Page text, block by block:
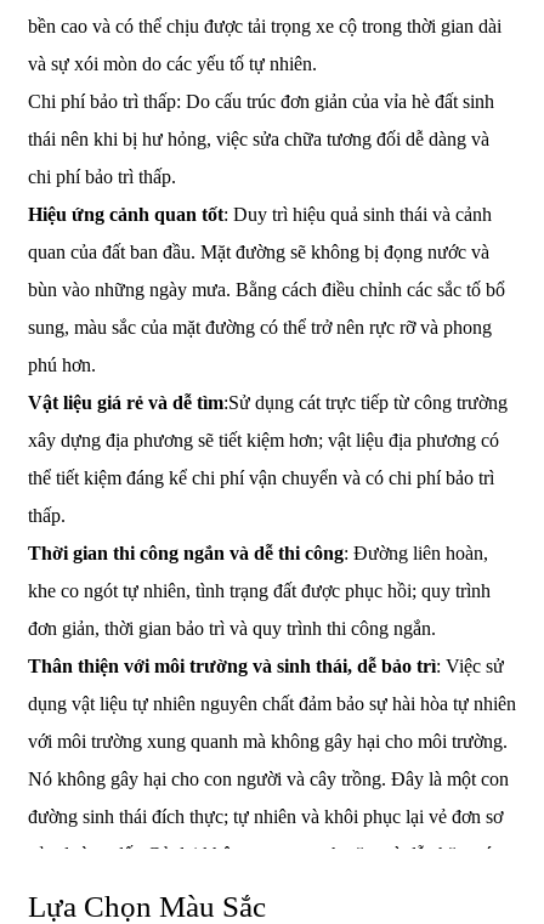
bền cao và có thể chịu được tải trọng xe cộ trong thời gian dài
và sự xói mòn do các yếu tố tự nhiên.
Chi phí bảo trì thấp: Do cấu trúc đơn giản của vỉa hè đất sinh
thái nên khi bị hư hỏng, việc sửa chữa tương đối dễ dàng và
chi phí bảo trì thấp.
Hiệu ứng cảnh quan tốt: Duy trì hiệu quả sinh thái và cảnh
quan của đất ban đầu. Mặt đường sẽ không bị đọng nước và
bùn vào những ngày mưa. Bằng cách điều chỉnh các sắc tố bổ
sung, màu sắc của mặt đường có thể trở nên rực rỡ và phong
phú hơn.
Vật liệu giá rẻ và dễ tìm:Sử dụng cát trực tiếp từ công trường
xây dựng địa phương sẽ tiết kiệm hơn; vật liệu địa phương có
thể tiết kiệm đáng kể chi phí vận chuyển và có chi phí bảo trì
thấp.
Thời gian thi công ngắn và dễ thi công: Đường liên hoàn,
khe co ngót tự nhiên, tình trạng đất được phục hồi; quy trình
đơn giản, thời gian bảo trì và quy trình thi công ngắn.
Thân thiện với môi trường và sinh thái, dễ bảo trì: Việc sử
dụng vật liệu tự nhiên nguyên chất đảm bảo sự hài hòa tự nhiên
với môi trường xung quanh mà không gây hại cho môi trường.
Nó không gây hại cho con người và cây trồng. Đây là một con
đường sinh thái đích thực; tự nhiên và khôi phục lại vẻ đơn sơ
của đường đất. Cỏ dại không mọc quanh năm và dễ chăm sóc.
Lựa Chọn Màu Sắc